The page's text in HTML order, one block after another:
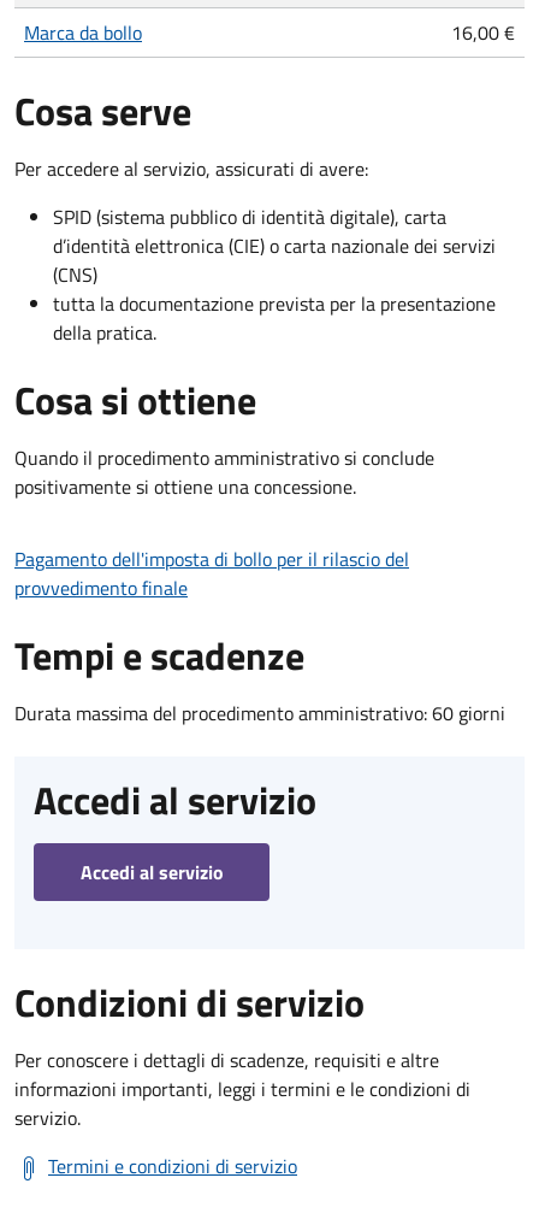
Marca da bollo
16,00 €
Cosa serve
Per accedere al servizio, assicurati di avere:
SPID (sistema pubblico di identità digitale), carta
d’identità elettronica (CIE) o carta nazionale dei servizi
(CNS)
tutta la documentazione prevista per la presentazione
della pratica.
Cosa si ottiene
Quando il procedimento amministrativo si conclude
positivamente si ottiene una concessione.
Pagamento dell'imposta di bollo per il rilascio del
provvedimento finale
Tempi e scadenze
Durata massima del procedimento amministrativo: 60 giorni
Accedi al servizio
Accedi al servizio
Condizioni di servizio
Per conoscere i dettagli di scadenze, requisiti e altre
informazioni importanti, leggi i termini e le condizioni di
servizio.
Termini e condizioni di servizio